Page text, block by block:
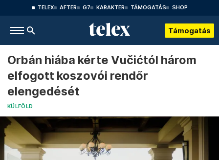
TELEX AFTER G7 KARAKTER TÁMOGATÁS SHOP
Támogatás
Orbán hiába kérte Vučićtól három
elfogott koszovói rendőr
elengedését
KÜLFÖLD